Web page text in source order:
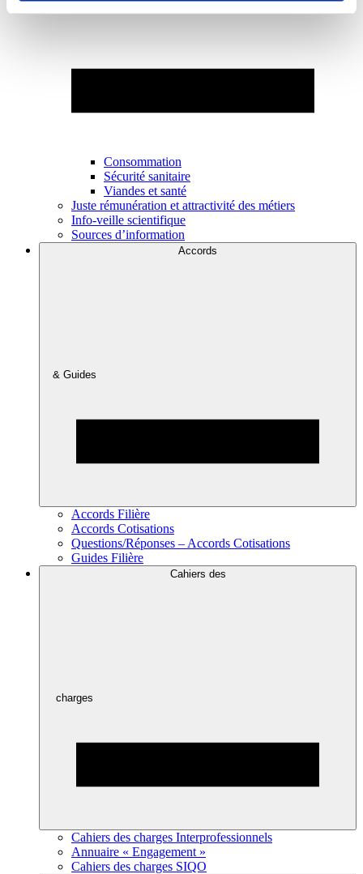
Consommation
Sécurité sanitaire
Viandes et santé
Juste rémunération et attractivité des métiers
Info-veille scientifique
Sources d’information
Accords
& Guides
Accords Filière
Accords Cotisations
Questions/Réponses – Accords Cotisations
Guides Filière
Cahiers des
charges
Cahiers des charges Interprofessionnels
Annuaire « Engagement »
Cahiers des charges SIQO